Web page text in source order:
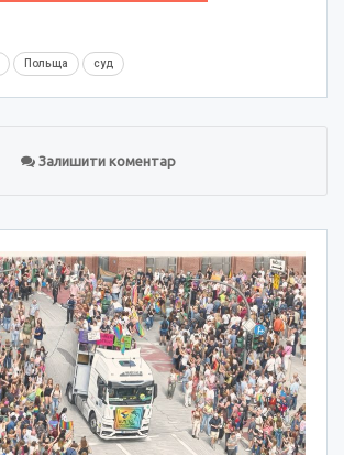
Польща суд
Залишити коментар